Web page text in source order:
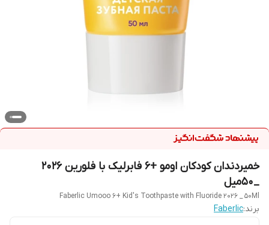
خمیردندان کودکان اومو +6 فابرلیک با فلورین 2026
_50میل
Faberlic Umooo 6+ Kid's Toothpaste with Fluoride 2026 _ 50Ml
برند:Faberlic